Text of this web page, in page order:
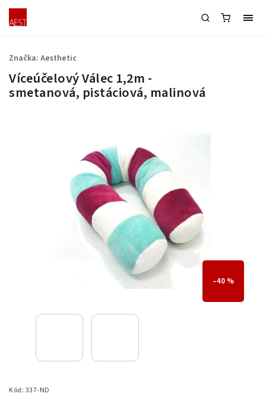
Víceúčelový Válec 1,2m -
smetanová, pistáciová, malinová
–40 %
Kód: 337-ND
Značka: Aesthetic